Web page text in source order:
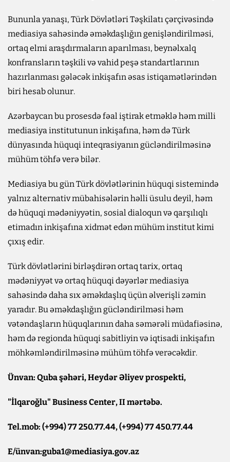
Bununla yanaşı, Türk Dövlətləri Təşkilatı çərçivəsində
mediasiya sahəsində əməkdaşlığın genişləndirilməsi,
ortaq elmi araşdırmaların aparılması, beynəlxalq
konfransların təşkili və vahid peşə standartlarının
hazırlanması gələcək inkişafın əsas istiqamətlərindən
biri hesab olunur.
Azərbaycan bu prosesdə fəal iştirak etməklə həm milli
mediasiya institutunun inkişafına, həm də Türk
dünyasında hüquqi inteqrasiyanın gücləndirilməsinə
mühüm töhfə verə bilər.
Mediasiya bu gün Türk dövlətlərinin hüquqi sistemində
yalnız alternativ mübahisələrin həlli üsulu deyil, həm
də hüquqi mədəniyyətin, sosial dialoqun və qarşılıqlı
etimadın inkişafına xidmət edən mühüm institut kimi
çıxış edir.
Türk dövlətlərini birləşdirən ortaq tarix, ortaq
mədəniyyət və ortaq hüquqi dəyərlər mediasiya
sahəsində daha sıx əməkdaşlıq üçün əlverişli zəmin
yaradır. Bu əməkdaşlığın gücləndirilməsi həm
vətəndaşların hüquqlarının daha səmərəli müdafiəsinə,
həm də regionda hüquqi sabitliyin və iqtisadi inkişafın
möhkəmləndirilməsinə mühüm töhfə verəcəkdir.
Ünvan: Quba şəhəri, Heydər Əliyev prospekti,
"İlqaroğlu" Business Center, II mərtəbə.
Tel.mob: (+994) 77 250.77.44, (+994) 77 450.77.44
E/ünvan:guba1@mediasiya.gov.az